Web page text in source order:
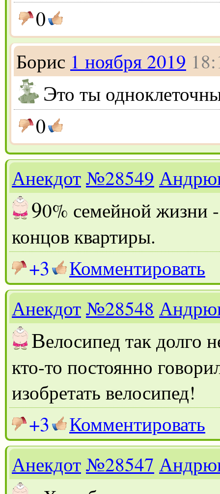
0
Борис 1 ноября 2019
Это ты
0
Анекдот№28549
90% семейной жизни
концов квартиры.
+3
Комментировать
Анекдот№28548
Велосипед так долго
кто-то постоянно
изобретать велосипед!
+3
Комментировать
Анекдот№28547